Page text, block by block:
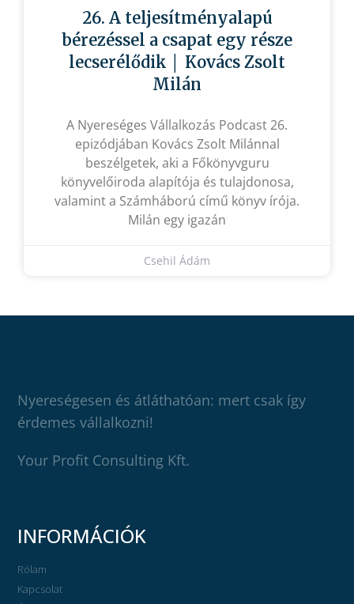
26. A teljesítményalapú
bérezéssel a csapat egy része
lecserélődik │ Kovács Zsolt
Milán
A Nyereséges Vállalkozás Podcast 26.
epizódjában Kovács Zsolt Milánnal
beszélgetek, aki a Főkönyvguru
könyvelőiroda alapítója és tulajdonosa,
valamint a Számháború című könyv írója.
Milán egy igazán
Csehil Ádám
Nyereségesen és átláthatóan: mert csak így
érdemes vállalkozni!
Your Profit Consulting Kft.
INFORMÁCIÓK
Rólam
Kapcsolat